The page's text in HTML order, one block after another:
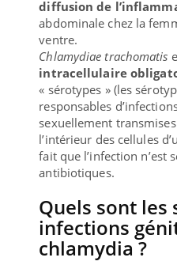
diffusion de
abdominale chez la
ventre.
Chlamydiae trachomatis
intracellulaire
« sérotypes » (les
responsables
sexuellement
l’intérieur des cellules
fait que l’infection n’est
antibiotiques.
Quels sont les
infections
chlamydia ?